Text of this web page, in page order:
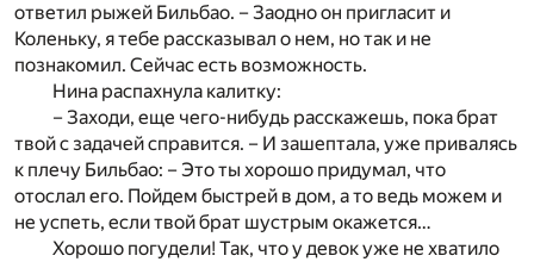
ответил рыжей Бильбао. – Заодно он пригласит и
Коленьку, я тебе рассказывал о нем, но так и не
познакомил. Сейчас есть возможность.
Нина распахнула калитку:
– Заходи, еще чего-нибудь расскажешь, пока брат
твой с задачей справится. – И зашептала, уже привалясь
к плечу Бильбао: – Это ты хорошо придумал, что
отослал его. Пойдем быстрей в дом, а то ведь можем и
не успеть, если твой брат шустрым окажется…
Хорошо погудели! Так, что у девок уже не хватило